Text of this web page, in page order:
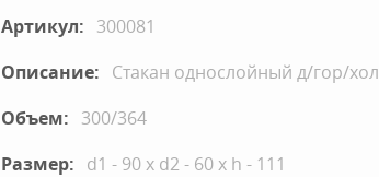
Артикул: 300081
Описание: Стакан однослойный д/гор/хол
Объем: 300/364
Размер: d1 - 90 x d2 - 60 x h - 111